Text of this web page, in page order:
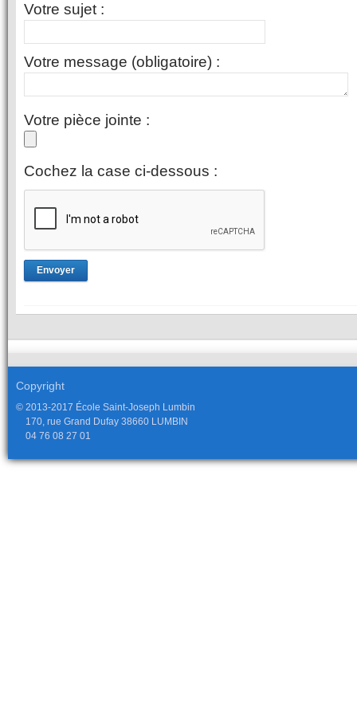
Votre sujet :
Votre message (obligatoire) :
Votre pièce jointe :
Cochez la case ci-dessous :
Copyright
© 2013-2017 École Saint-Joseph Lumbin
170, rue Grand Dufay 38660 LUMBIN
04 76 08 27 01